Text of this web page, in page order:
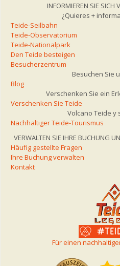
INFORMIEREN SIE SICH
¿Quieres +
Teide-Seilbahn
Teide-Observatorium
Teide-Nationalpark
Den Teide besteigen
Besucherzentrum
Besuchen Sie
Blog
Verschenken Sie ein
Verschenken Sie Teide
Volcano Teide y
Nachhaltiger Teide-Tourismus
VERWALTEN SIE IHRE BUCHUNG
Häufig gestellte Fragen
Ihre Buchung verwalten
Kontakt
Für einen